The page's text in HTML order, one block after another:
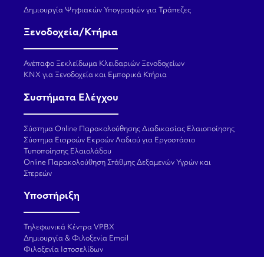
Δημιουργία Ψηφιακών Υπογραφών για Τράπεζες
Ξενοδοχεία/Κτήρια
Ανέπαφο Ξεκλείδωμα Κλειδαριών Ξενοδοχείων
KNX για Ξενοδοχεία και Εμπορικά Κτήρια
Συστήματα Ελέγχου
Σύστημα Online Παρακολούθησης Διαδικασίας Ελαιοποίησης
Σύστημα Εισροών Εκροών Λαδιού για Εργοστάσιο
Τυποποίησης Ελαιολάδου
Online Παρακολούθηση Στάθμης Δεξαμενών Υγρών και
Στερεών
Υποστήριξη
Τηλεφωνικά Κέντρα VPBX
Δημιουργία & Φιλοξενία Email
Φιλοξενία Ιστοσελίδων